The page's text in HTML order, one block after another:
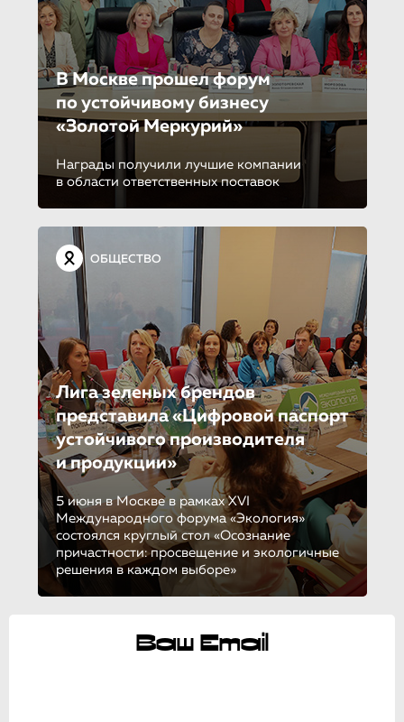
В Москве прошел форум
по устойчиво­му бизнесу
«Золотой Меркурий»
Награды получили лучшие компании
в области ответственных поставок
ОБЩЕСТВО
Лига зеленых брендов
представила «Цифровой паспорт
устойчивого производителя
и продукции»
5 июня в Москве в рамках XVI
Международного форума «Экология»
состоялся круглый стол «Осознание
причастности: просвещение и экологичные
решения в каждом выборе»
Ваш Email